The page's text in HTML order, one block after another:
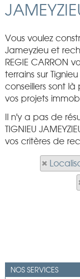
Vous voulez
Jameyzieu et
REGIE CARRON
terrains sur
conseillers sont
vos projets
Il n'y a pas de
TIGNIEU
vos critères de
NOS SERVICES